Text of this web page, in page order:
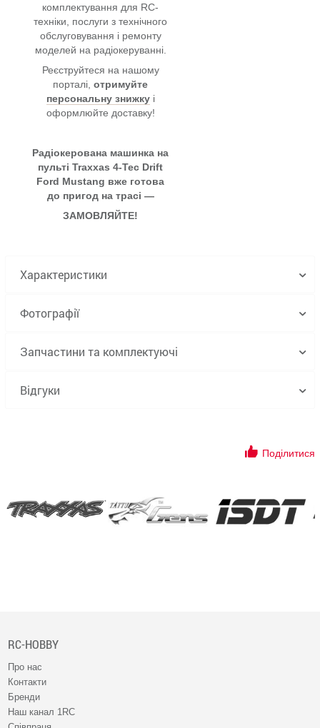
комплектування для RC-
техніки, послуги з технічного
обслуговування і ремонту
моделей на радіокеруванні.
Реєструйтеся на нашому
порталі,отримуйте
персональну знижкуі
оформлюйте доставку!
Радіокерована машинка на
пульті Traxxas 4-Tec Drift
Ford Mustang вже готова
до пригод на трасі —
ЗАМОВЛЯЙТЕ!
Характеристики
Фотографії
Запчастини та комплектуючі
Відгуки
Поділитися
RC-HOBBY
Про нас
Контакти
Бренди
Наш канал 1RC